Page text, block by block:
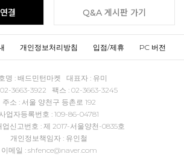
결 Q&A 게시판 가기
개인정보처리방침 입점/제휴 PC 버전
명 : 배드민턴마켓 대표자 : 유미
02-3663-3922 팩스 : 02-3663-3245
주소 : 서울 양천구 등촌로 192
사업자등록번호 : 109-86-04781
업신고번호 : 제 2017-서울양천-0835호
개인정보책임자 : 유인철
이메일 : shfence@naver.com